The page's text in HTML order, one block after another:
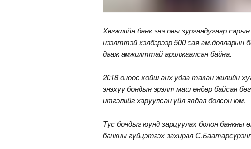
Хөгжлийн банк энэ оны зургаадугаар
нээлттэй хэлбэрээр 500 сая ам.долларын
дааж амжилттай арилжаалсан байна.
2018 оноос хойш анх удаа таван жилийн
энэхүү бондын эрэлт маш өндөр байсан
итгэлийг харуулсан үйл явдал болсон юм.
Тус бондыг юунд зарцуулах болон банкны
банкны гүйцэтгэх захирал